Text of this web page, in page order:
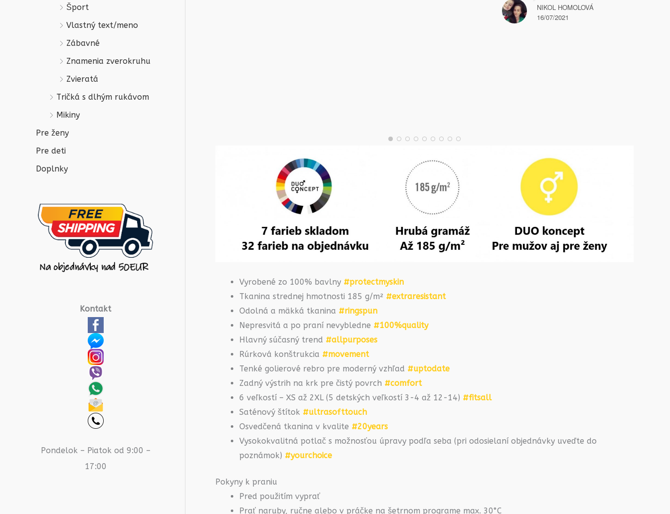
Šport
Vlastný text/meno
Zábavné
Znamenia zverokruhu
Zvieratá
Tričká s dlhým rukávom
Mikiny
Pre ženy
Pre deti
Doplnky
Kontakt
Pondelok – Piatok od 9:00 –
17:00
NIKOL HOMOLOVÁ
16/07/2021
Vyrobené zo 100% bavlny #protectmyskin
Tkanina strednej hmotnosti 185 g/m² #extraresistant
Odolná a mäkká tkanina #ringspun
Nepresvitá a po praní nevybledne #100%quality
Hlavný súčasný trend #allpurposes
Rúrková konštrukcia #movement
Tenké golierové rebro pre moderný vzhľad #uptodate
Zadný výstrih na krk pre čistý povrch #comfort
6 veľkostí – XS až 2XL (5 detských veľkostí 3-4 až 12-14) #fitsall
Saténový štítok #ultrasofttouch
Osvedčená tkanina v kvalite #20years
Vysokokvalitná potlač s možnosťou úpravy podľa seba (pri odosielaní objednávky uveďte do
poznámok) #yourchoice
Pokyny k praniu
Pred použitím vyprať
Prať naruby, ručne alebo v práčke na šetrnom programe max. 30°C